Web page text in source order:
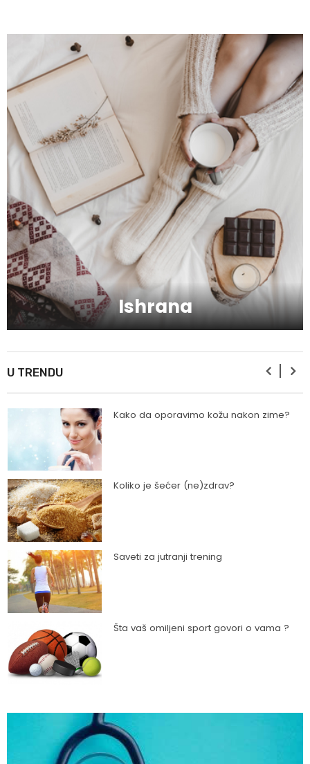
Ishrana
U TRENDU
Zbog čega je zumba sve popularnija?
Mitovi o zdravoj hrani
Skijanje pa plivanje, idealne aktivnosti na
raspustu u Sloveniji
Kako da oporavimo kožu nakon zime?
Koliko je šećer (ne)zdrav?
Saveti za jutranji trening
Šta vaš omiljeni sport govori o vama ?